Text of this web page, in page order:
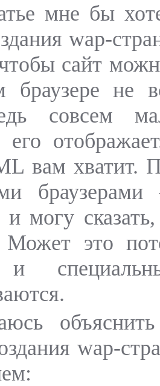
мне бы
wap-
сайт
браузере не
совсем
его
вам хватит.
и могу
это
и
wap-